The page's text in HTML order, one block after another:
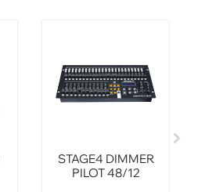
STAGE4 DIMMER
PILOT 48/12